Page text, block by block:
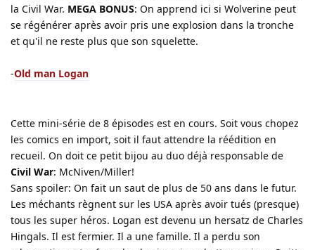
la Civil War. MEGA BONUS: On apprend ici si Wolverine peut
se régénérer après avoir pris une explosion dans la tronche
et qu'il ne reste plus que son squelette.
-Old man Logan
Cette mini-série de 8 épisodes est en cours. Soit vous chopez
les comics en import, soit il faut attendre la réédition en
recueil. On doit ce petit bijou au duo déjà responsable de
Civil War: McNiven/Miller!
Sans spoiler: On fait un saut de plus de 50 ans dans le futur.
Les méchants règnent sur les USA après avoir tués (presque)
tous les super héros. Logan est devenu un hersatz de Charles
Hingals. Il est fermier. Il a une famille. Il a perdu son